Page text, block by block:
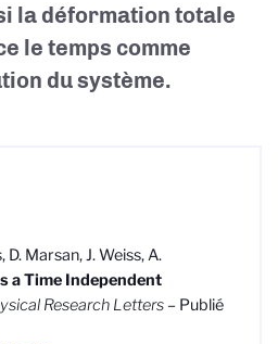
la déformation totale
le temps comme
du système.
Marsan, J. Weiss, A.
a Time Independent
Research Letters – Publié